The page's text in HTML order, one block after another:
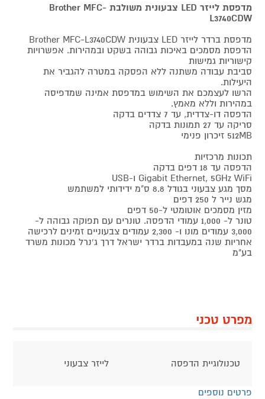
מדפסת לייזר LED צבעונית משולבת Brother MFC-
L3740CDW
מדפסת ברדר לייזר LED צבעונית Brother MFC-L3740CDW
הדפסת מסמכים באיכות גבוהה בשקט ובמהירות. אפשרויות
קישוריות גמישות
סביבת עבודה משתנה ללא הפסקה במטרה להגביר את
היעילות.
הרשו לעצמכם את השימוש במדפסת אמינה שמדפיסה
במהירות וללא מאמץ.
הדפסה דו-צדדית, עד 7 צדדים בדקה
סריקה עד 27 תמונות בדקה
512MB זיכרון פנימי
תכונות מרכזיות
הדפסה עד 18 דפים בדקה
Gigabit Ethernet, 5GHz WiFi ו-USB
מסך מגע צבעוני בגודל 8.8 ס"מ ידידותי למשתמש
מגש נייר ל 250 דפים
מזין מסמכים אוטומטי ל-50 דפים
טונר ל- 1,000 עמודי הדפסה. טונרים עם תפוקה גבוהה ל-
3,000 עמודים מונו ו- 2,300 עמודים צבעוניים זמינים לרכישה
אחריות שנה במעבדות ברדר ישראל דרך ג'נרל מכונות משרד
בע"מ
מפרט טכני
טכנולוגיית הדפסה לייזר צבעוני
פרטים נוספים